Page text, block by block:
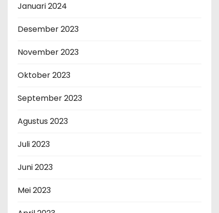
Januari 2024
Desember 2023
November 2023
Oktober 2023
September 2023
Agustus 2023
Juli 2023
Juni 2023
Mei 2023